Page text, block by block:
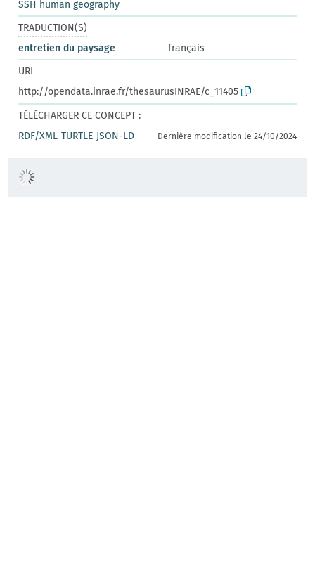
SSH human geography
TRADUCTION(S)
entretien du paysage
français
URI
http://opendata.inrae.fr/thesaurusINRAE/c_11405
TÉLÉCHARGER CE CONCEPT :
RDF/XML TURTLE JSON-LD Dernière modification le 24/10/2024